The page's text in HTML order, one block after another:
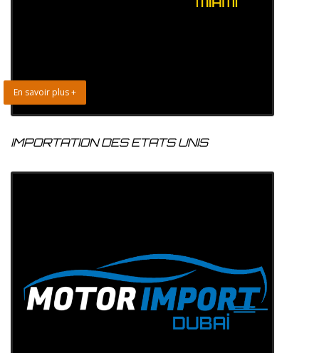
En savoir plus +
IMPORTATION DES ETATS UNIS